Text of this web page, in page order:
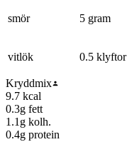
smör 5 gram
vitlök 0.5 klyftor
Kryddmix
9.7 kcal
0.3g fett
1.1 g kolh.
0.4g protein